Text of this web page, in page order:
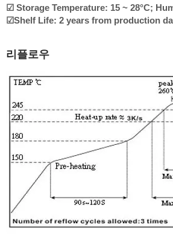
☑ Storage Temperature: 15 ~ 28°C;
☑Shelf Life: 2 years from production
리플로우